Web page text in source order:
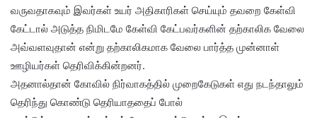
வருவதாகவும் இவர்கள் உயர் அதிகாரிகள் செய்யும் தவறை கேள்வி
கேட்டால் அடுத்த நிமிடமே கேள்வி கேட்பவர்களின் தற்காலிக வேலை
அவ்வளவுதான் என்று தற்காலிகமாக வேலை பார்த்த முன்னாள்
ஊழியர்கள் தெரிவிக்கின்றனர்.
அதனால்தான் கோவில் நிர்வாகத்தில் முறைகேடுகள் எது நடந்தாலும்
தெரிந்து கொண்டு தெரியாததைப் போல்